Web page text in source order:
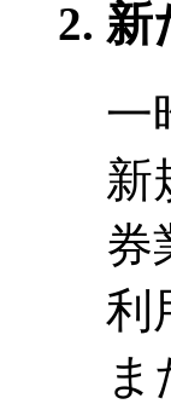
新
一
新
券
利